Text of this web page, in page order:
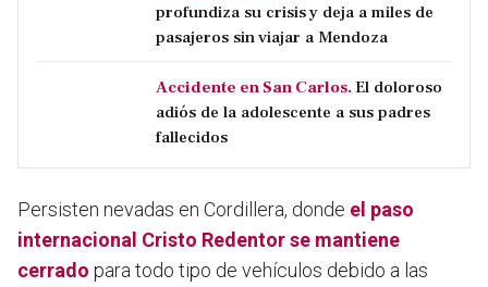
profundiza su crisis y deja a miles de
pasajeros sin viajar a Mendoza
Accidente en San Carlos. El doloroso
adiós de la adolescente a sus padres
fallecidos
Persisten nevadas en Cordillera, donde el paso
internacional Cristo Redentor se mantiene
cerrado para todo tipo de vehículos debido a las